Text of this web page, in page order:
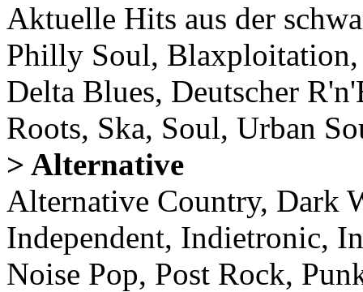
Aktuelle Hits aus der
Philly Soul,
Delta Blues, Deutscher
Roots, Ska, Soul, Urban
> Alternative
Alternative Country, Dark
Independent, Indietronic,
Noise Pop, Post Rock,